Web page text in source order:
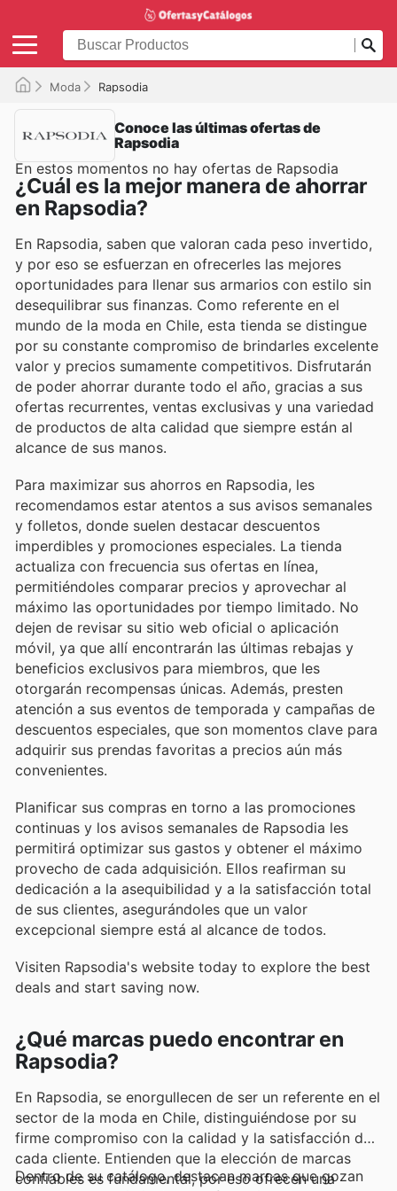
Moda Rapsodia
Conoce las últimas ofertas de
Rapsodia
En estos momentos no hay ofertas de Rapsodia
¿Cuál es la mejor manera de ahorrar
en Rapsodia?
En Rapsodia, saben que valoran cada peso invertido,
y por eso se esfuerzan en ofrecerles las mejores
oportunidades para llenar sus armarios con estilo sin
desequilibrar sus finanzas. Como referente en el
mundo de la moda en Chile, esta tienda se distingue
por su constante compromiso de brindarles excelente
valor y precios sumamente competitivos. Disfrutarán
de poder ahorrar durante todo el año, gracias a sus
ofertas recurrentes, ventas exclusivas y una variedad
de productos de alta calidad que siempre están al
alcance de sus manos.
Para maximizar sus ahorros en Rapsodia, les
recomendamos estar atentos a sus avisos semanales
y folletos, donde suelen destacar descuentos
imperdibles y promociones especiales. La tienda
actualiza con frecuencia sus ofertas en línea,
permitiéndoles comparar precios y aprovechar al
máximo las oportunidades por tiempo limitado. No
dejen de revisar su sitio web oficial o aplicación
móvil, ya que allí encontrarán las últimas rebajas y
beneficios exclusivos para miembros, que les
otorgarán recompensas únicas. Además, presten
atención a sus eventos de temporada y campañas de
descuentos especiales, que son momentos clave para
adquirir sus prendas favoritas a precios aún más
convenientes.
Planificar sus compras en torno a las promociones
continuas y los avisos semanales de Rapsodia les
permitirá optimizar sus gastos y obtener el máximo
provecho de cada adquisición. Ellos reafirman su
dedicación a la asequibilidad y a la satisfacción total
de sus clientes, asegurándoles que un valor
excepcional siempre está al alcance de todos.
Visiten Rapsodia's website today to explore the best
deals and start saving now.
¿Qué marcas puedo encontrar en
Rapsodia?
En Rapsodia, se enorgullecen de ser un referente en el
sector de la moda en Chile, distinguiéndose por su
firme compromiso con la calidad y la satisfacción de
cada cliente. Entienden que la elección de marcas
confiables es fundamental, por eso ofrecen una
Dentro de su catálogo, destacan marcas que gozan